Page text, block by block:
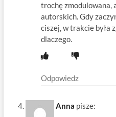
trochę zmodulowana,
autorskich. Gdy
ciszej, w trakcie była
dlaczego.
Odpowiedz
Anna pisze: